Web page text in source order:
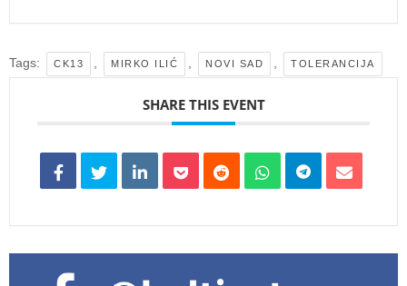
Tags: CK13 MIRKO ILIĆ NOVI SAD TOLERANCIJA
SHARE THIS EVENT